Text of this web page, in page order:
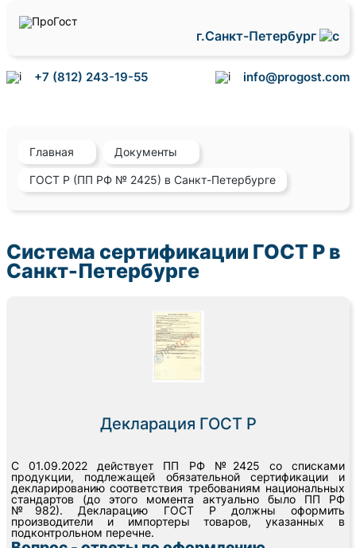
г.Санкт-Петербург
+7 (812) 243-19-55 info@progost.com
Главная Документы
ГОСТ Р (ПП РФ № 2425) в Санкт-Петербурге
Система сертификации ГОСТ Р в
Санкт-Петербурге
Декларация ГОСТ Р
С 01.09.2022 действует ПП РФ №2425 со списками
продукции, подлежащей обязательной сертификации и
декларированию соответствия требованиям национальных
стандартов (до этого момента актуально было ПП РФ
№982). Декларацию ГОСТ Р должны оформить
производители и импортеры товаров, указанных в
подконтрольном перечне.